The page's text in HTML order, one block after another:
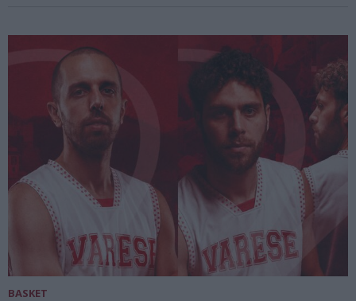
BASKET